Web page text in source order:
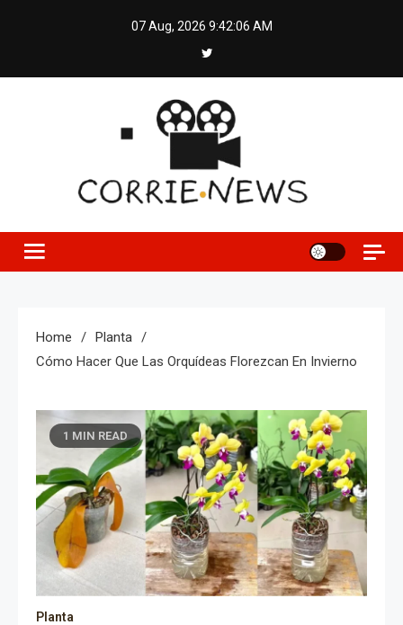
07 Aug, 2026 9:42:07 AM
Home
Planta
Cómo Hacer Que Las Orquídeas Florezcan En Invierno
1 MIN READ
Planta